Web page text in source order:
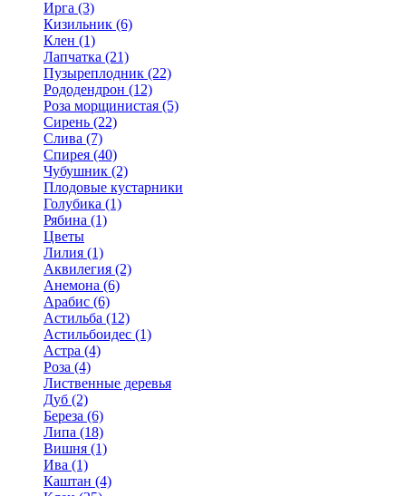
Ирга (3)
Кизильник (6)
Клен (1)
Лапчатка (21)
Пузыреплодник (22)
Рододендрон (12)
Роза морщинистая (5)
Сирень (22)
Слива (7)
Спирея (40)
Чубушник (2)
Плодовые кустарники
Голубика (1)
Рябина (1)
Цветы
Лилия (1)
Аквилегия (2)
Анемона (6)
Арабис (6)
Астильба (12)
Астильбоидес (1)
Астра (4)
Роза (4)
Лиственные деревья
Дуб (2)
Береза (6)
Липа (18)
Вишня (1)
Ива (1)
Каштан (4)